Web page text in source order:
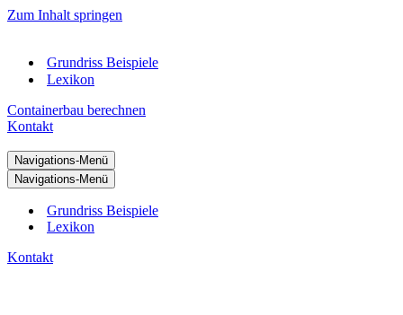
Zum Inhalt springen
Grundriss Beispiele
Lexikon
Containerbau berechnen
Kontakt
Navigations-Menü
Navigations-Menü
Grundriss Beispiele
Lexikon
Kontakt